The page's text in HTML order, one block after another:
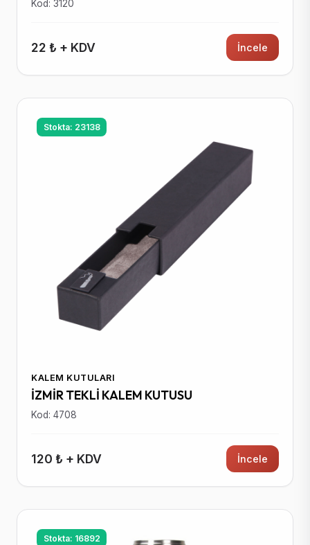
Kod: 3120
22 ₺ + KDV İncele
Stokta: 23138
KALEM KUTULARI
İZMİR TEKLİ KALEM KUTUSU
Kod: 4708
120 ₺ + KDV İncele
Stokta: 16892